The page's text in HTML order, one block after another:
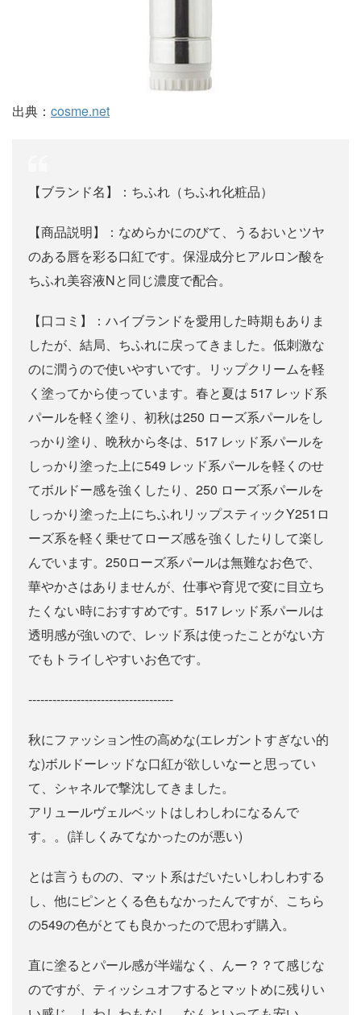
出典： cosme.net
【ブランド名】：ちふれ（ちふれ化粧品）
【商品説明】：なめらかにのびて、うるおいとツヤ
のある唇を彩る口紅です。保湿成分ヒアルロン酸を
ちふれ美容液Nと同じ濃度で配合。
【口コミ】：ハイブランドを愛用した時期もありま
したが、結局、ちふれに戻ってきました。低刺激な
のに潤うので使いやすいです。リップクリームを軽
く塗ってから使っています。春と夏は 517 レッド系
パールを軽く塗り、初秋は250 ローズ系パールをし
っかり塗り、晩秋から冬は、517 レッド系パールを
しっかり塗った上に549 レッド系パールを軽くのせ
てボルドー感を強くしたり、250 ローズ系パールを
しっかり塗った上にちふれリップスティックY251ロ
ーズ系を軽く乗せてローズ感を強くしたりして楽し
んでいます。250ローズ系パールは無難なお色で、
華やかさはありませんが、仕事や育児で変に目立ち
たくない時におすすめです。517 レッド系パールは
透明感が強いので、レッド系は使ったことがない方
でもトライしやすいお色です。
------------------------------------
秋にファッション性の高めな(エレガントすぎない的
な)ボルドーレッドな口紅が欲しいなーと思ってい
て、シャネルで撃沈してきました。
アリュールヴェルベットはしわしわになるんで
す。。(詳しくみてなかったのが悪い)
とは言うものの、マット系はだいたいしわしわする
し、他にピンとくる色もなかったんですが、こちら
の549の色がとても良かったので思わず購入。
直に塗るとパール感が半端なく、んー？？て感じな
のですが、ティッシュオフするとマットめに残りい